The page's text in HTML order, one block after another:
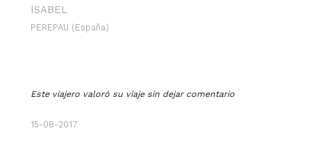
ISABEL
PEREPAU (España)
Este viajero valoró su viaje sin dejar comentario
15-08-2017